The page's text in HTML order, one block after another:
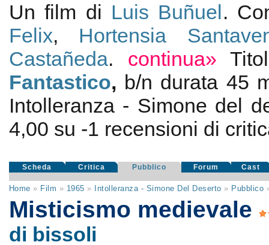
Un film di Luis Buñuel.
Felix, Hortensia
Castañeda. continua»
Fantastico, b/n durata 45
Intolleranza - Simone del
4,00 su -1 recensioni di
Scheda Critica Pubblico Forum Cast
Home » Film » 1965 » Intolleranza - Simone Del Deserto » Pubblico
Misticismo medievale
di bissoli